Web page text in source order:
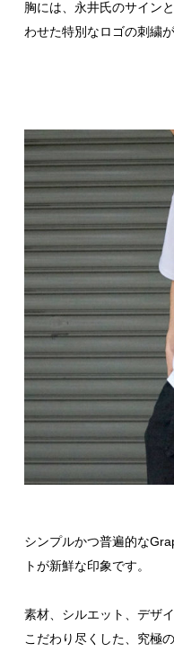
胸には、永井氏のサイン
わせた特別なロゴの刺繍
シンプルかつ普遍的な
トが新鮮な印象です。
素材、シルエット、デザ
こだわり尽くした、究極